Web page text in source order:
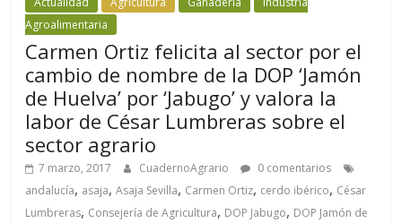
Agroalimentaria
Carmen Ortiz felicita al sector por el
cambio de nombre de la DOP ‘Jamón
de Huelva’ por ‘Jabugo’ y valora la
labor de César Lumbreras sobre el
sector agrario
7 marzo, 2017 CuadernoAgrario
0 comentarios
andalucía, asaja,Asaja Sevilla, Carmen Ortiz, cerdo ibérico, César
Lumbreras, Consejería de Agricultura, DOP Jabugo, DOP Jamón de